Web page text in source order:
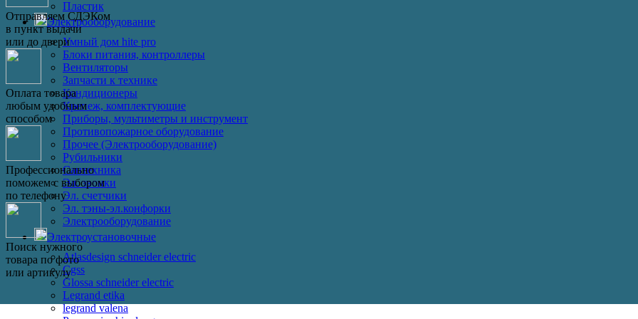
Пластик
Электрооборудование
Умный дом hite pro
Блоки питания, контроллеры
Вентиляторы
Запчасти к технике
Кондиционеры
Крепеж, комплектующие
Приборы, мультиметры и инструмент
Противопожарное оборудование
Прочее (Электрооборудование)
Рубильники
Сантехника
Эл. звонки
Эл. счетчики
Эл. тэны-эл.конфорки
Электрооборудование
Электроустановочные
Atlasdesign schneider electric
Cgss
Glossa schneider electric
Legrand etika
legrand valena
Отправляем СДЭКом
в пункт выдачи
или до двери
Оплата товара
любым удобным
способом
Профессионально
поможем с выбором
по телефону
Поиск нужного
товара по фото
или артикулу